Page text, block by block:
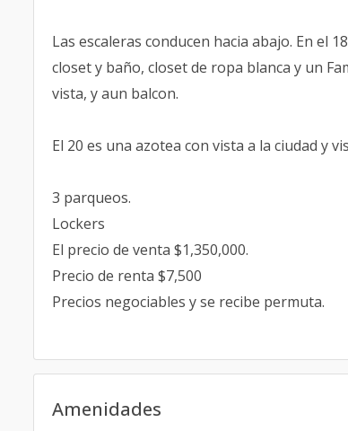
Las escaleras conducen hacia abajo. En el
closet y baño, closet de ropa blanca y un
vista, y aun balcon.
El 20 es una azotea con vista a la ciudad y
3 parqueos.
Lockers
El precio de venta $1,350,000.
Precio de renta $7,500
Precios negociables y se recibe permuta.
Amenidades